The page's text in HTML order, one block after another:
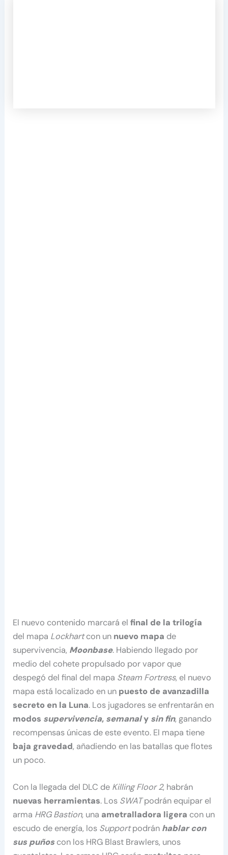
El nuevo contenido marcará el final de la trilogía
del mapa Lockhartcon un nuevo mapa de
supervivencia, Moonbase. Habiendo llegado por
medio del cohete propulsado por vapor que
despegó del final del mapa Steam Fortress, el nuevo
mapa está localizado en un puesto de avanzadilla
secreto en la Luna. Los jugadores se enfrentarán en
modos supervivencia, semanaly sin fin, ganando
recompensas únicas de este evento. El mapa tiene
baja gravedad, añadiendo en las batallas que flotes
un poco.
Con la llegada del DLC de Killing Floor 2, habrán
nuevas herramientas. Los SWATpodrán equipar el
arma HRG Bastion, una ametralladora ligera con un
escudo de energía, los Supportpodrán hablar con
sus puños con los HRG Blast Brawlers, unos